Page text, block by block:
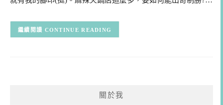
CONTINUE READING
關於我